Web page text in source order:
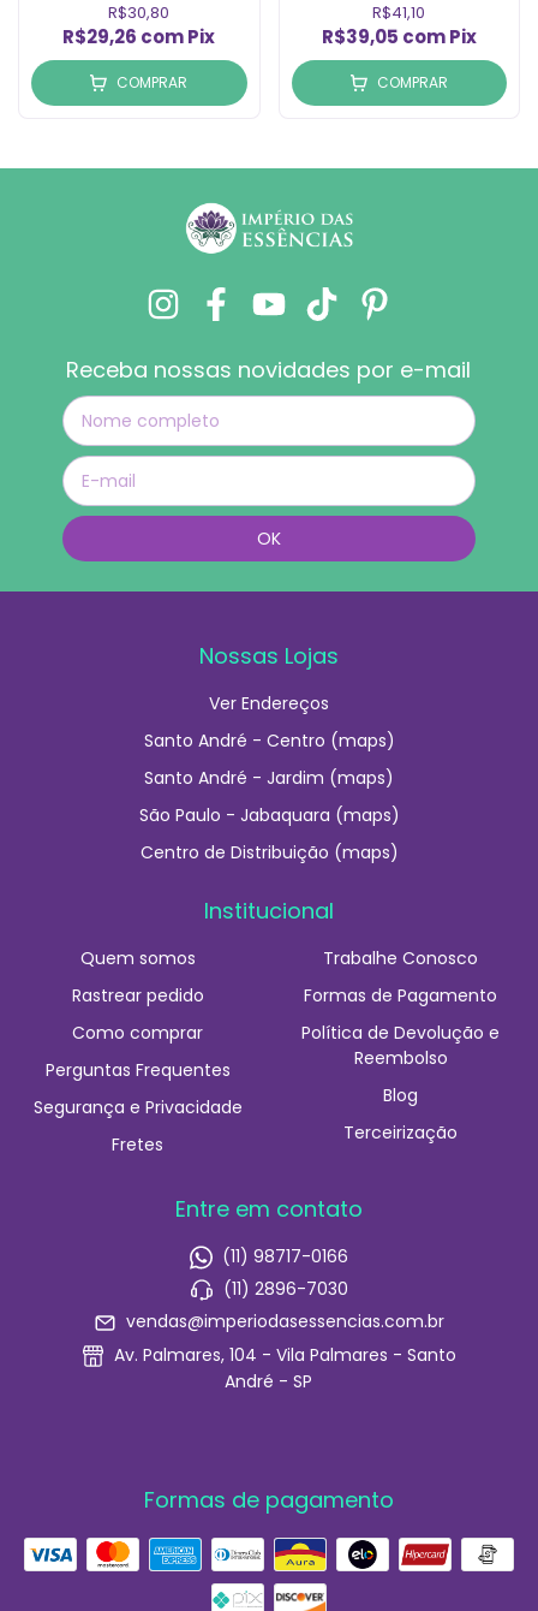
R$30,80
R$29,26 comPix
COMPRAR
R$41,10
R$39,05 com Pix
COMPRAR
Receba nossas novidades por e-mail
Nossas Lojas
Ver Endereços
Santo André - Centro (maps)
Santo André - Jardim (maps)
São Paulo - Jabaquara (maps)
Centro de Distribuição (maps)
Institucional
Quem somos
Rastrear pedido
Como comprar
Perguntas Frequentes
Segurança e Privacidade
Fretes
Trabalhe Conosco
Formas de Pagamento
Política de Devolução e
Reembolso
Blog
Terceirização
Entre em contato
(11) 98717-0166
(11) 2896-7030
vendas@imperiodasessencias.com.br
Av. Palmares, 104 - Vila Palmares - Santo
André - SP
Formas de pagamento